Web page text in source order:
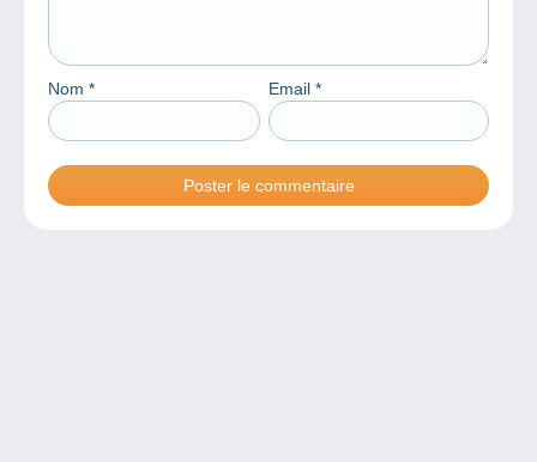
Nom * Email *